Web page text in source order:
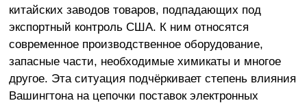
китайских заводов товаров, подпадающих под
экспортный контроль США. К ним относятся
современное производственное оборудование,
запасные части, необходимые химикаты и многое
другое. Эта ситуация подчёркивает степень влияния
Вашингтона на цепочки поставок электронных